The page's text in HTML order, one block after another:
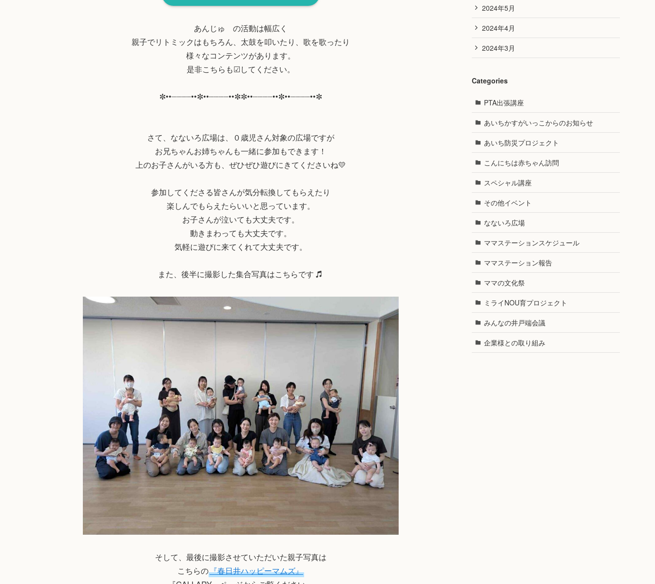
あんじゅ の活動は幅広く
親子でリトミックはもちろん、太鼓を叩いたり、歌を歌ったり
様々なコンテンツがあります。
是非こちらも☑してください。
✼••┈┈┈┈••✼••┈┈┈┈••✼✼••┈┈┈┈••✼••┈┈┈┈••✼
さて、なないろ広場は、０歳児さん対象の広場ですが
お兄ちゃんお姉ちゃんも一緒に参加もできます！
上のお子さんがいる方も、ぜひぜひ遊びにきてくださいね💛
参加してくださる皆さんが気分転換してもらえたり
楽しんでもらえたらいいと思っています。
お子さんが泣いても大丈夫です。
動きまわっても大丈夫です。
気軽に遊びに来てくれて大丈夫です。
また、後半に撮影した集合写真はこちらです
そして、最後に撮影させていただいた親子写真は
こちらの『春日井ハッピーマムズ』
2024年5月
2024年4月
2024年3月
Categories
PTA出張講座
あいちかすがいっこからのお知らせ
あいち防災プロジェクト
こんにちは赤ちゃん訪問
スペシャル講座
その他イベント
なないろ広場
ママステーションスケジュール
ママステーション報告
ママの文化祭
ミライNOU育プロジェクト
みんなの井戸端会議
企業様との取り組み